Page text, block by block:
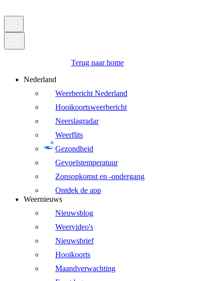
Terug naar home
Nederland
Weerbericht Nederland
Hooikoortsweerbericht
Neerslagradar
Weerflits
Gezondheid
Gevoelstemperatuur
Zonsopkomst en -ondergang
Ontdek de app
Weernieuws
Nieuwsblog
Weervideo's
Nieuwsbrief
Hooikoorts
Maandverwachting